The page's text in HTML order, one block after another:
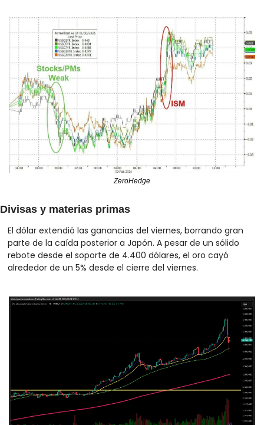
ZeroHedge
Divisas y materias primas
El dólar extendió las ganancias del viernes, borrando gran
parte de la caída posterior a Japón. A pesar de un sólido
rebote desde el soporte de 4.400 dólares, el oro cayó
alrededor de un 5% desde el cierre del viernes.